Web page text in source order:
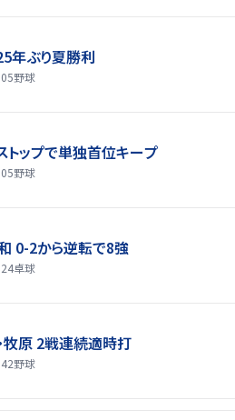
年ぶり夏勝利
野球
トップで単独首位キープ
野球
0-2から逆転で8強
卓球
牧原 2戦連続適時打
野球